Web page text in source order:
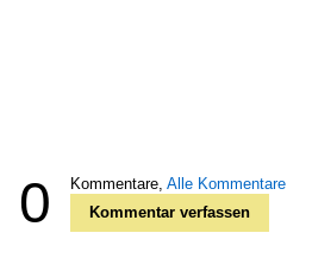
0 Kommentare, Alle Kommentare
Kommentar verfassen